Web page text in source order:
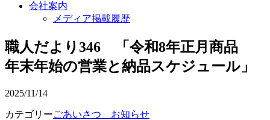
会社案内
メディア掲載履歴
職人だより346 「令和8年正月商品
年末年始の営業と納品スケジュール」
2025/11/14
カテゴリーごあいさつ お知らせ